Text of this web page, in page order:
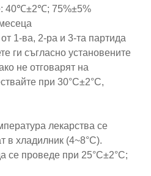
40℃±2℃; 75%±5%
1-ва, 2-ра и 3-та партида
ги съгласно установените
не отговарят на
при 30°C±2°C,
лекарства се
в хладилник (4~8°C).
се проведе при 25°C±2°C;